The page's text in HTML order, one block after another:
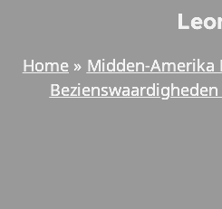
Home Midden-Amerika